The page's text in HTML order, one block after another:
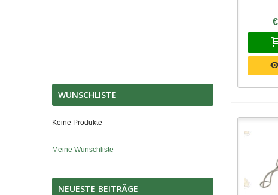
WUNSCHLISTE
Keine Produkte
Meine Wunschliste
NEUESTE BEITRÄGE